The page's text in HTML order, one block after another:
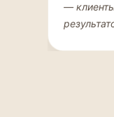
—